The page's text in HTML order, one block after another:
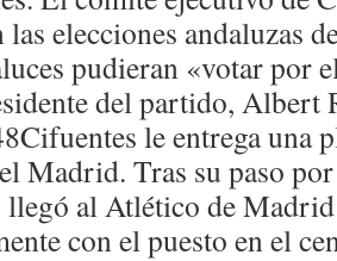
elecciones andaluzas
pudieran «votar por
del partido, Albert
le entrega una
Madrid. Tras su paso
al Atlético de Madrid
con el puesto en el